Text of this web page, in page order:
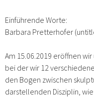
Einführende Worte:
Barbara Pretterhofer
Am 15.06.2019 eröffnen wir
bei der wir 12
den Bogen zwischen
darstellenden Disziplin,